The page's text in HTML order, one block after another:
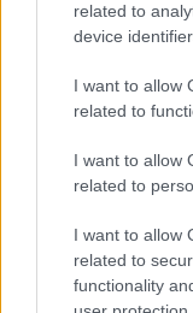
related to
device
I want to allow
related to
I want to allow
related to
I want to allow
related to
functionality
"Nem beszélek